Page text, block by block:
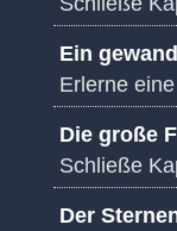
Ein
Erlerne
Die große
Schließe
Der